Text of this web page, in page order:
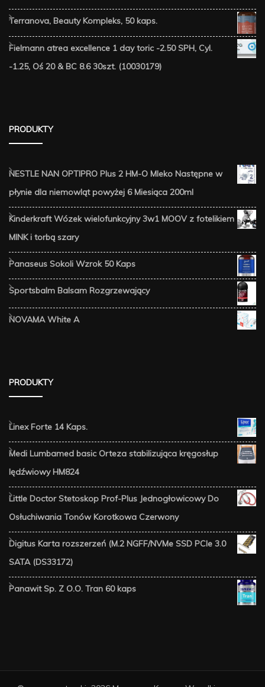
Terranova, Beauty Kompleks, 50 kaps.
Fielmann atrea excellence 1 day toric -2.50 SPH, Cyl.
-1.25, Oś 20 & BC 8.6 30szt. (10030179)
PRODUKTY
NESTLE NAN OPTIPRO Plus 2 HM-O Mleko Następne w
płynie dla niemowląt powyżej 6 Miesiąca 200ml
Kinderkraft Wózek wielofunkcyjny 3w1 MOOV z fotelikiem
MINK i torbą szary
Panaseus Sokoli Wzrok 50 Kaps
Sportsbalm Balsam Rozgrzewający
NOVAMA White A
PRODUKTY
Linex Forte 14 Kaps.
Medi Lumbamed basic Orteza stabilizująca kręgosłup
lędźwiowy HM824
Little Doctor Stetoskop Prof-Plus Jednogłowicowy Do
Osłuchiwania Tonów Korotkowa Czerwony
Digitus Karta rozszerzeń (M.2 NGFF/NVMe SSD PCIe 3.0
SATA (DS33172)
Panawit Sp. Z O.O. Tran 60 kaps